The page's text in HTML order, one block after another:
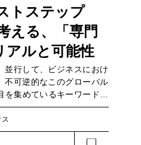
力しており、両社は一体
の向上に取り組んでいま
Proの特長とア
の連携の意義、ともに描く
話を伺いました。
トステップ
える、「専門
アルと可能性
並行して、ビジネスにおけ
不可逆的なこのグローバル
集めているキーワードが
性の高いビジネスの現場に
ックテキストではなく企
、特定領域に特化したデー
ス